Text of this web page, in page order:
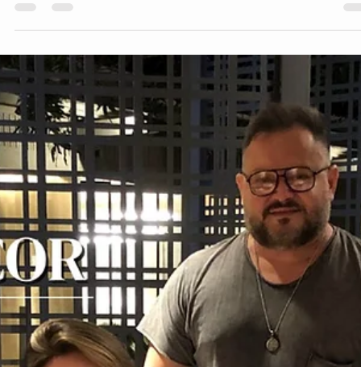
hsprecisao
18 de nov. de 2021
2 min de leitura
Portão e guarda corpo: Vantagens e